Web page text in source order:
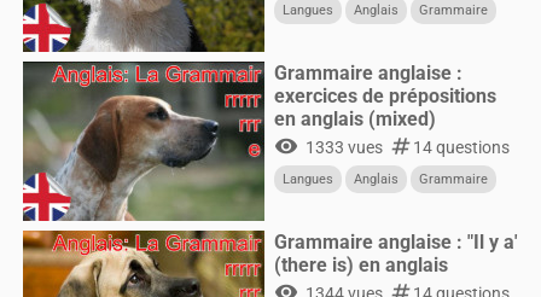
Langues Anglais Grammaire
Grammaire anglaise :
exercices de prépositions
en anglais (mixed)
visibility 1333 vues numbers14 questions
Langues Anglais Grammaire
Grammaire anglaise : "Il y a"
(there is) en anglais
visibility numbers